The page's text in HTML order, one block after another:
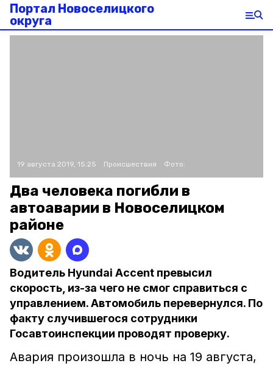
Портал Новоселицкого
округа
19 августа 2019, 15:25 Происшествия Фото:
Два человека погибли в
автоаварии в Новоселицком
районе
Водитель Hyundai Accent превысил
скорость, из-за чего не смог справиться с
управлением. Автомобиль перевернулся. По
факту случившегося сотрудники
Госавтоинспекции проводят проверку.
Авария произошла в ночь на 19 августа,